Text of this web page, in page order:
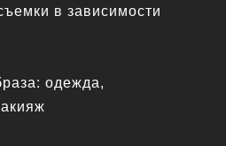
в зависимости
одежда,